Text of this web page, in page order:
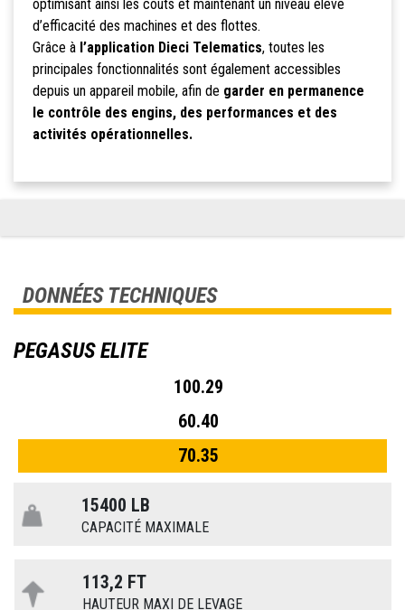
optimisant ainsi les coûts et maintenant un niveau élevé
d’efficacité des machines et des flottes.
Grâce à l’application Dieci Telematics, toutes les
principales fonctionnalités sont également accessibles
depuis un appareil mobile, afin de garder en permanence
le contrôle des engins, des performances et des
activités opérationnelles.
DONNÉES TECHNIQUES
PEGASUS ELITE
100.29
60.40
70.35
15400 LB
CAPACITÉ MAXIMALE
113,2 FT
HAUTEUR MAXI DE LEVAGE